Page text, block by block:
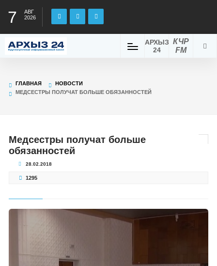
7
АВГ
2026
КЧР
FM
АРХЫЗ
24
ГЛАВНАЯ
НОВОСТИ
МЕДСЕСТРЫ ПОЛУЧАТ БОЛЬШЕ ОБЯЗАННОСТЕЙ
Медсестры получат больше
обязанностей
28.02.2018
1295